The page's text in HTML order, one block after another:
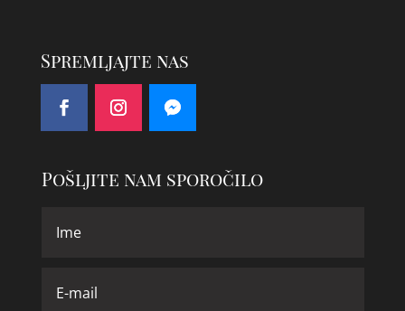
Spremljajte nas
Pošljite nam sporočilo